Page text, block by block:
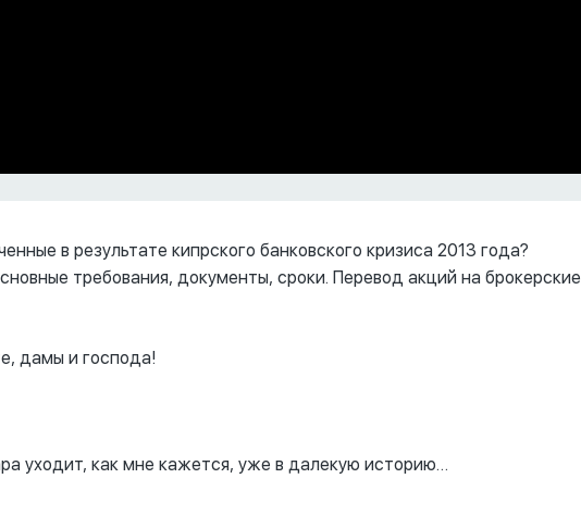
в результате кипрского банковского кризиса 2013 года?
требования, документы, сроки. Перевод акций на брокерские
дамы и господа!
уходит, как мне кажется, уже в далекую историю…